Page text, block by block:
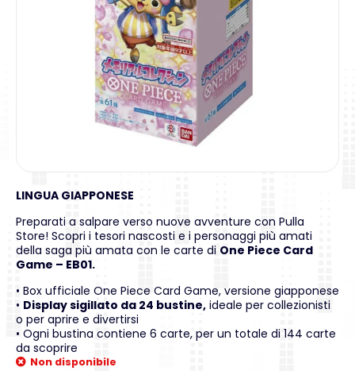
LINGUA GIAPPONESE
Preparati a salpare verso nuove avventure con Pulla
Store! Scopri i tesori nascosti e i personaggi più amati
della saga più amata con le carte di One Piece Card
Game – EB01.
• Box ufficiale One Piece Card Game, versione giapponese
• Display sigillato da 24 bustine, ideale per collezionisti
o per aprire e divertirsi
• Ogni bustina contiene 6 carte, per un totale di 144 carte
da scoprire
Non disponibile